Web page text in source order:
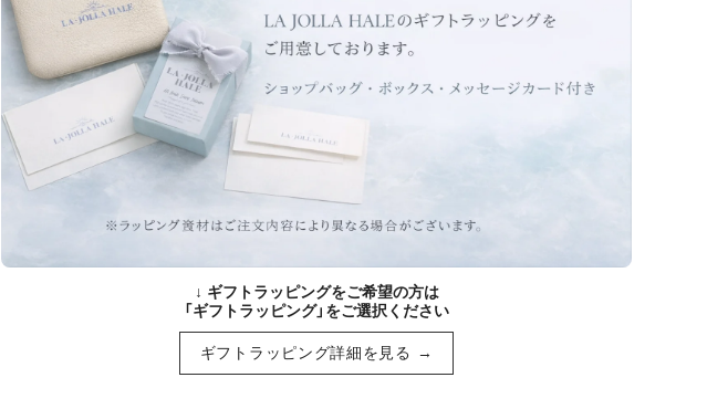
↓ ギフトラッピングをご希望の方は
「ギフトラッピング」をご選択ください
ギフトラッピング詳細を見る →